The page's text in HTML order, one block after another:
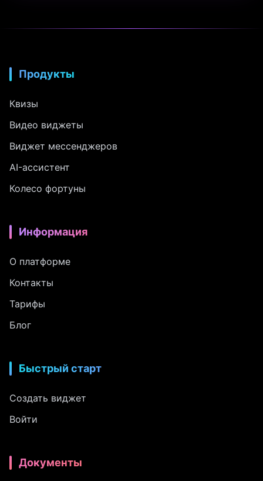
Продукты
Квизы
Видео виджеты
Виджет мессенджеров
AI-ассистент
Колесо фортуны
Информация
О платформе
Контакты
Тарифы
Блог
Быстрый старт
Создать виджет
Войти
Документы